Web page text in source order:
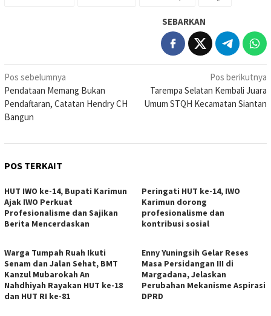
SEBARKAN
Navigasi
pos
Pos sebelumnya
Pendataan Memang Bukan
Pendaftaran, Catatan Hendry CH
Bangun
Pos berikutnya
Tarempa Selatan Kembali Juara
Umum STQH Kecamatan Siantan
POS TERKAIT
HUT IWO ke-14, Bupati Karimun
Ajak IWO Perkuat
Profesionalisme dan Sajikan
Berita Mencerdaskan
Peringati HUT ke-14, IWO
Karimun dorong
profesionalisme dan
kontribusi sosial
Warga Tumpah Ruah Ikuti
Senam dan Jalan Sehat, BMT
Kanzul Mubarokah An
Nahdhiyah Rayakan HUT ke-18
dan HUT RI ke-81
Enny Yuningsih Gelar Reses
Masa Persidangan III di
Margadana, Jelaskan
Perubahan Mekanisme Aspirasi
DPRD